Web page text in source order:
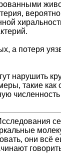
а потеря
нарушить
такие
они всё